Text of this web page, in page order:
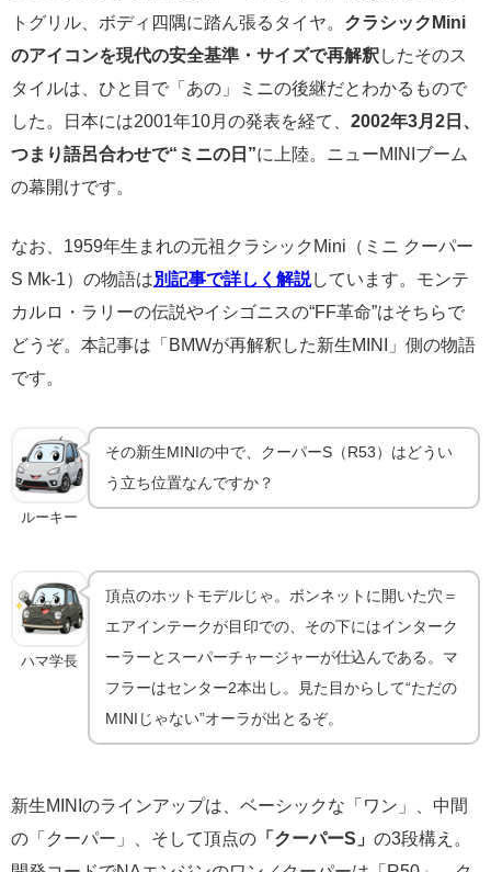
トグリル、ボディ四隅に踏ん張るタイヤ。 クラシックMini
のアイコンを現代の安全基準・サイズで再解釈したそのス
タイルは、ひと目で「あの」ミニの後継だとわかるもので
した。日本には2001年10月の発表を経て、 2002年3月2日、
つまり語呂合わせで“ミニの日”に上陸。ニューMINIブーム
の幕開けです。
なお、1959年生まれの元祖クラシックMini（ミニ クーパー
S Mk-1）の物語は別記事で詳しく解説しています。モンテ
カルロ・ラリーの伝説やイシゴニスの“FF革命”はそちらで
どうぞ。本記事は「BMWが再解釈した新生MINI」側の物語
です。
ルーキー
その新生MINIの中で、クーパーS（R53）はどうい
う立ち位置なんですか？
ハマ学長
頂点のホットモデルじゃ。ボンネットに開いた穴＝
エアインテークが目印での、その下にはインターク
ーラーとスーパーチャージャーが仕込んである。マ
フラーはセンター2本出し。見た目からして“ただの
MINIじゃない”オーラが出とるぞ。
新生MINIのラインアップは、ベーシックな「ワン」、中間
の「クーパー」、そして頂点の 「クーパーS」 の3段構え。